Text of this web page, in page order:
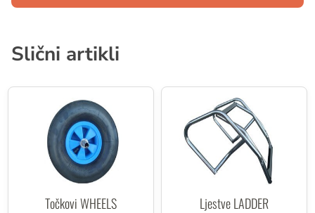
Slični artikli
Točkovi WHEELS
Ljestve LADDER